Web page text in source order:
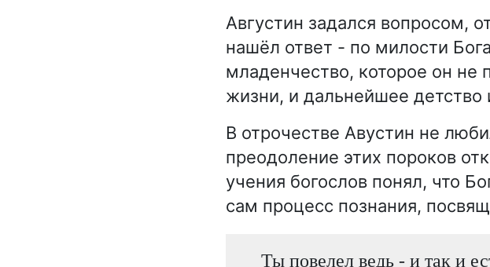
Августин задался вопросом,
нашёл ответ - по милости
младенчество, которое он не
жизни, и дальнейшее детство
В отрочестве Авустин не
преодоление этих пороков
учения богослов понял, что
сам процесс познания,
Ты повелел ведь - и так и